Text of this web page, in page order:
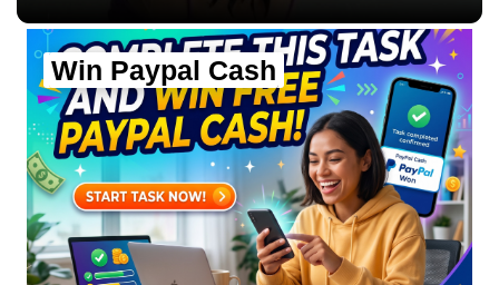
Win Paypal Cash